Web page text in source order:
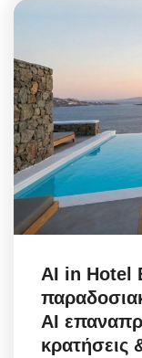
AI in Hotel
AI
κρατήσεις